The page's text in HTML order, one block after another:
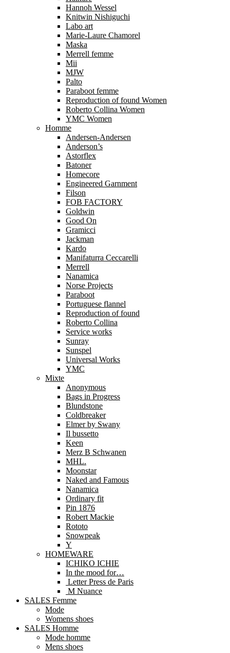
Hannoh Wessel
Knitwin Nishiguchi
Labo art
Marie-Laure Chamorel
Maska
Merrell femme
Mii
MJW
Palto
Paraboot femme
Reproduction of found Women
Roberto Collina Women
YMC Women
Homme
Andersen-Andersen
Anderson’s
Astorflex
Batoner
Homecore
Engineered Garnment
Filson
FOB FACTORY
Goldwin
Good On
Gramicci
Jackman
Kardo
Manifaturra Ceccarelli
Merrell
Nanamica
Norse Projects
Paraboot
Portuguese flannel
Reproduction of found
Roberto Collina
Service works
Sunray
Sunspel
Universal Works
YMC
Mixte
Anonymous
Bags in Progress
Blundstone
Coldbreaker
Elmer by Swany
Il bussetto
Keen
Merz B Schwanen
MHL.
Moonstar
Naked and Famous
Nanamica
Ordinary fit
Pin 1876
Robert Mackie
Rototo
Snowpeak
Y
HOMEWARE
ICHIKO ICHIE
In the mood for…
Letter Press de Paris
M Nuance
SALES Femme
Mode
Womens shoes
SALES Homme
Mode homme
Mens shoes